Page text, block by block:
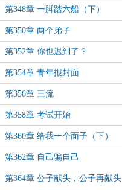
的
第348章 一脚踏六船（下）
第350章 两个弟子
第352章 你也迟到了？
第354章 青年报封面
第356章 三流
第358章 考试开始
第360章 给我一个面子（下）
第362章 自己骗自己
第364章 公子献头，公子再献头